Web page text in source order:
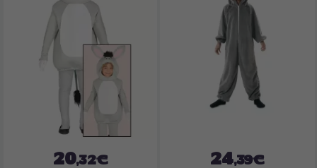
20,32€ 24,39€